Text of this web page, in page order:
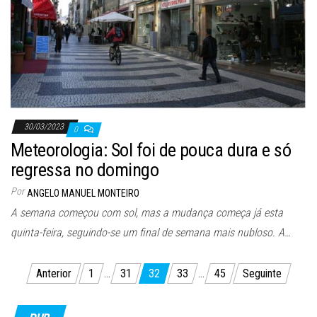
30/03/2023 0
Meteorologia: Sol foi de pouca dura e só
regressa no domingo
Por ANGELO MANUEL MONTEIRO
A semana começou com sol, mas a mudança começa já esta
quinta-feira, seguindo-se um final de semana mais nubloso. A…
Paginação
Anterior 1 … 31 32 33 … 45 Seguinte